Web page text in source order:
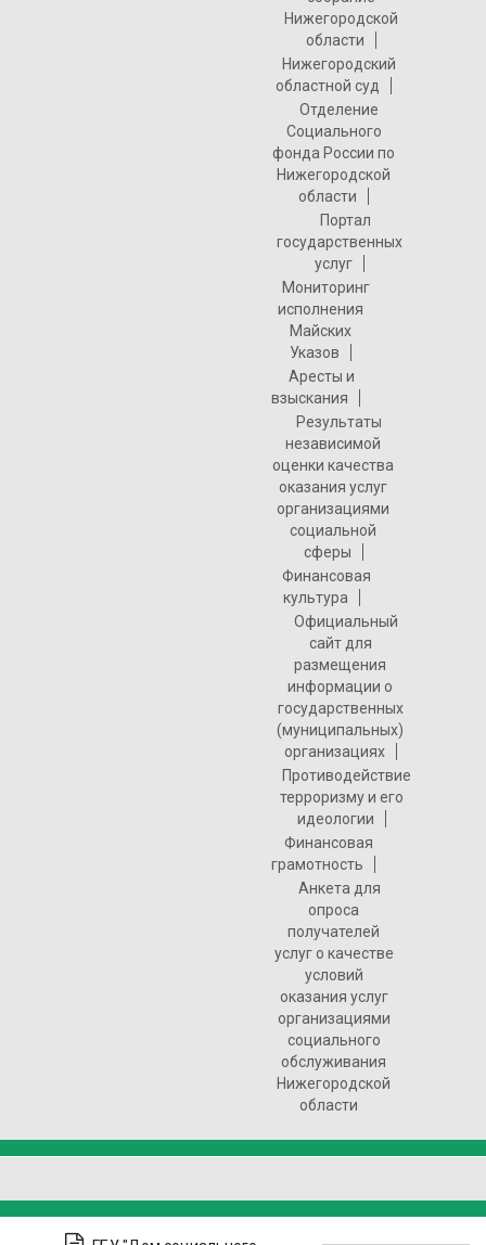
Нижегородской
области
Нижегородский
областной суд
Отделение
Социального
фонда России по
Нижегородской
области
Портал
государственных
услуг
Мониторинг
исполнения
Майских
Указов
Аресты и
взыскания
Результаты
независимой
оценки качества
оказания услуг
организациями
социальной
сферы
Финансовая
культура
Официальный
сайт для
размещения
информации о
государственных
(муниципальных)
организациях
Противодействие
терроризму и его
идеологии
Финансовая
грамотность
Анкета для
опроса
получателей
услуг о качестве
условий
оказания услуг
организациями
социального
обслуживания
Нижегородской
области